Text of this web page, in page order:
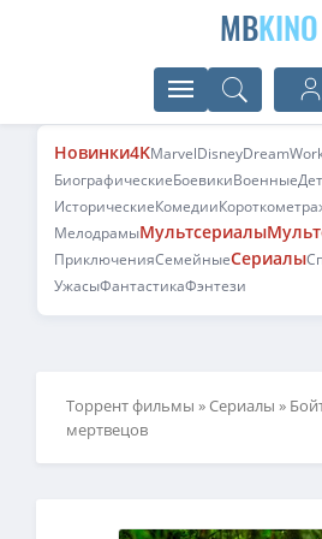
MBKINO
Новинки4KMarvelDisney
БиографическиеБоевикиВоенные
ИсторическиеКомедии
МелодрамыМультсериалы
ПриключенияСемейныеСериалы
УжасыФантастикаФэнтези
Торрент фильмы »Сериалы »
мертвецов